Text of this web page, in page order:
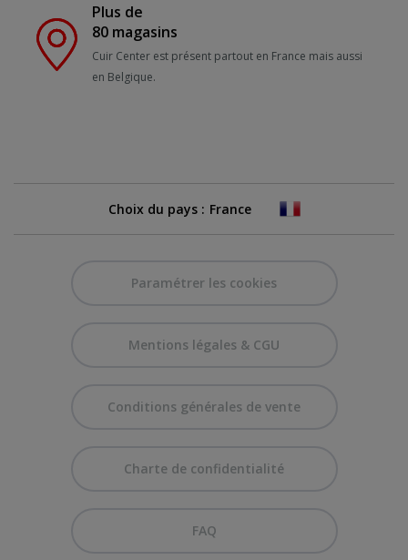
Plus de
80 magasins
Cuir Center est présent partout en France mais aussi
en Belgique.
Choix du pays :
Paramétrer les cookies
Mentions légales & CGU
Conditions générales de vente
Charte de confidentialité
FAQ